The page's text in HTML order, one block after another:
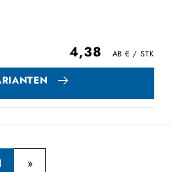
4,38